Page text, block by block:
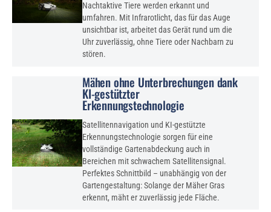
Nachtaktive Tiere werden erkannt und
umfahren. Mit Infrarotlicht, das für das Auge
unsichtbar ist, arbeitet das Gerät rund um die
Uhr zuverlässig, ohne Tiere oder Nachbarn zu
stören.
Mähen ohne Unterbrechungen dank
KI-gestützter
Erkennungstechnologie
Satellitennavigation und KI-gestützte
Erkennungstechnologie sorgen für eine
vollständige Gartenabdeckung auch in
Bereichen mit schwachem Satellitensignal.
Perfektes Schnittbild – unabhängig von der
Gartengestaltung: Solange der Mäher Gras
erkennt, mäht er zuverlässig jede Fläche.